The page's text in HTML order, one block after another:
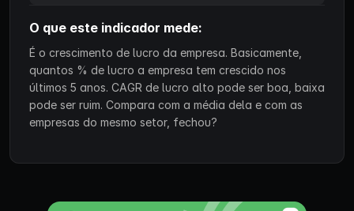
O que este indicador mede:
É o crescimento de lucro da empresa. Basicamente,
quantos % de lucro a empresa tem crescido nos
últimos 5 anos. CAGR de lucro alto pode ser boa, baixa
pode ser ruim. Compara com a média dela e com as
empresas do mesmo setor, fechou?